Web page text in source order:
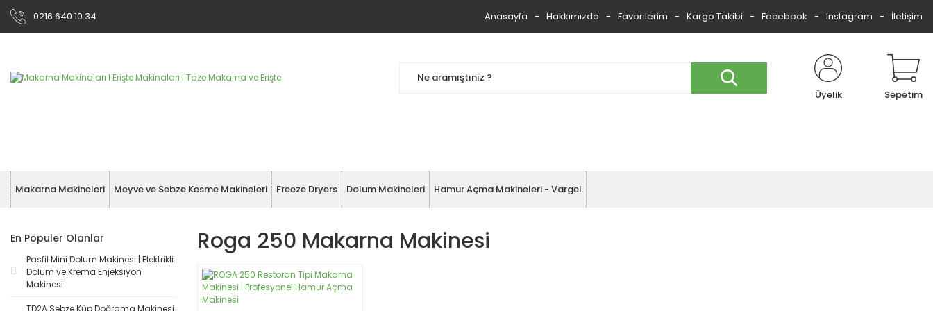
0216 640 10 34 Anasayfa Hakkımızda Favorilerim Kargo Takibi Facebook Instagram İletişim
Üyelik Sepetim
Makarna Makineleri Meyve ve Sebze Kesme Makineleri Freeze Dryers Dolum Makineleri Hamur Açma Makineleri - Vargel
En Populer Olanlar
Pasfil Mini Dolum Makinesi | Elektrikli
Dolum ve Krema Enjeksiyon
Makinesi
TD2A Sebze Küp Doğrama Makinesi
Roga 250 Makarna Makinesi